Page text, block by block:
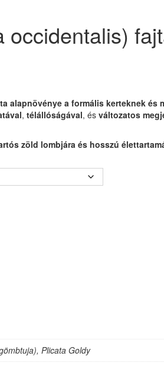
occidentalis)
alapnövénye a formális kerteknek és
, télállóságával, és változatos
zöld lombjára és hosszú
Plicata Goldy